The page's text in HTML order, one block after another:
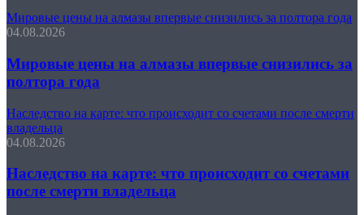
Мировые цены на алмазы впервые снизились за полтора года
04.08.2026
Мировые цены на алмазы впервые снизились за
полтора года
Наследство на карте: что происходит со счетами после смерти
владельца
04.08.2026
Наследство на карте: что происходит со счетами
после смерти владельца